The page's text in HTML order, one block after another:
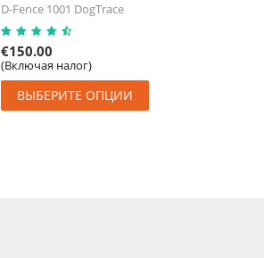
D-Fence 1001 DogTrace
€150.00
(Включая налог)
ВЫБЕРИТЕ ОПЦИИ